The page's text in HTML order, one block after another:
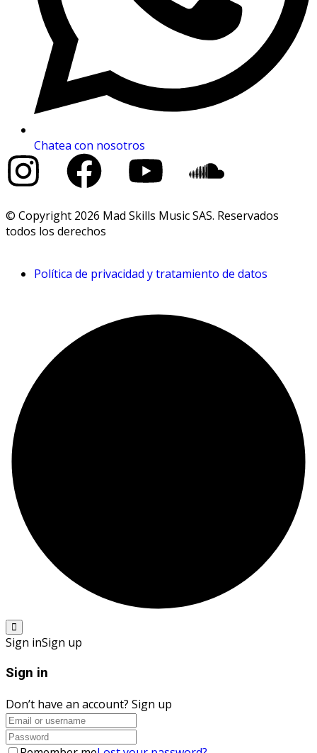
Chatea con nosotros
© Copyright 2026 Mad Skills Music SAS. Reservados
todos los derechos
Política de privacidad y tratamiento de datos
Sign inSign up
Sign in
Don’t have an account? Sign up